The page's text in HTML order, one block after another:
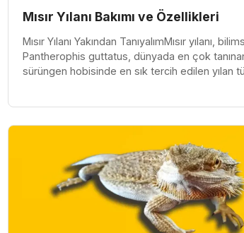
Mısır Yılanı Bakımı ve Özellikleri
Mısır Yılanı Yakından TanıyalımMısır yılanı,
Pantherophis guttatus, dünyada en çok
sürüngen hobisinde en sık tercih edilen yılan